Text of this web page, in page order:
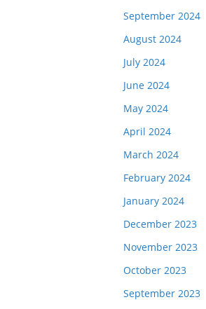
September 2024
August 2024
July 2024
June 2024
May 2024
April 2024
March 2024
February 2024
January 2024
December 2023
November 2023
October 2023
September 2023